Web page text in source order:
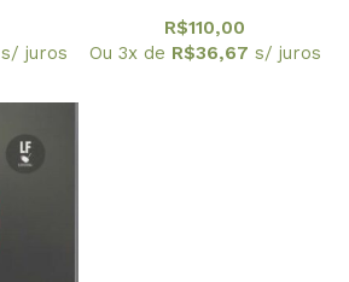
s/ juros
R$110,00
Ou 3x de R$36,67 s/ juros